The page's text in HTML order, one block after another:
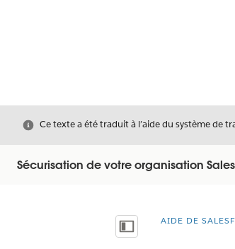
Fermer
Ce texte a été traduit à l’aide du système de
Sécurisation de votre organisation
Afficher la table des
Vous êtes ici :
AIDE DE